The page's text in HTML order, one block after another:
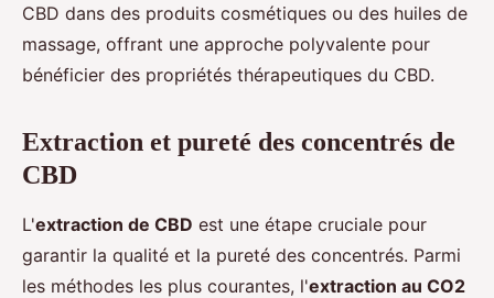
CBD dans des produits cosmétiques ou des huiles de
massage, offrant une approche polyvalente pour
bénéficier des propriétés thérapeutiques du CBD.
Extraction et pureté des concentrés de
CBD
L'extraction de CBD est une étape cruciale pour
garantir la qualité et la pureté des concentrés. Parmi
les méthodes les plus courantes, l'extraction au CO2